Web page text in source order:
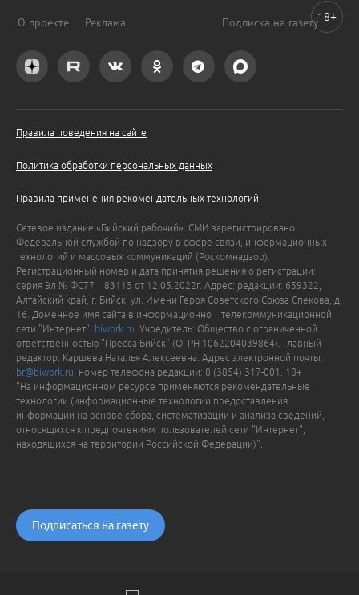
О проекте Реклама Подписка на газету
Правила поведения на сайте
Политика обработки персональных данных
Правила применения рекомендательных технологий
Сетевое издание «Бийский рабочий». СМИ зарегистрировано
Федеральной службой по надзору в сфере связи, информационных
технологий и массовых коммуникаций (Роскомнадзор).
Регистрационный номер и дата принятия решения о регистрации:
серия Эл № ФС77 – 83115 от 12.05.2022г. Адрес: редакции: 659322,
Алтайский край, г. Бийск, ул. Имени Героя Советского Союза Спекова, д.
16. Доменное имя сайта в информационно – телекоммуникационной
сети "Интернет": biwork.ru . Учредитель: Общество с ограниченной
ответственностью "Пресса-Бийск" (ОГРН 1062204039864). Главный
редактор: Каршева Наталья Алексеевна. Адрес электронной почты:
br@biwork.ru , номер телефона редакции: 8 (3854) 317-001. 18+
"На информационном ресурсе применяются рекомендательные
технологии (информационные технологии предоставления
информации на основе сбора, систематизации и анализа сведений,
относящихся к предпочтениям пользователей сети "Интернет",
находящихся на территории Российской Федерации)".
Подписаться на газету
18+